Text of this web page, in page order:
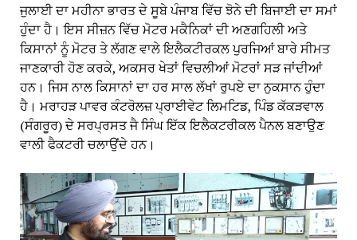
ਜੁਲਾਈ ਦਾ ਮਹੀਨਾ ਭਾਰਤ ਦੇ ਸੂਬੇ ਪੰਜਾਬ ਵਿੱਚ ਝੋਨੇ ਦੀ ਬਿਜਾਈ ਦਾ ਸਮਾਂ
ਹੁੰਦਾ ਹੈ। ਇਸ ਸੀਜ਼ਨ ਵਿੱਚ ਮੋਟਰ ਮਕੈਨਿਕਾਂ ਦੀ ਅਣਗਹਿਲੀ ਅਤੇ
ਕਿਸਾਨਾਂ ਨੂੰ ਮੋਟਰ ਤੇ ਲੱਗਣ ਵਾਲੇ ਇਲੈਕਟੀਰਕਲ ਪੁਰਜਿਆਂ ਬਾਰੇ ਸੀਮਤ
ਜਾਣਕਾਰੀ ਹੋਣ ਕਰਕੇ, ਅਕਸਰ ਖੇਤਾਂ ਵਿਚਲੀਆਂ ਮੋਟਰਾਂ ਸੜ ਜਾਂਦੀਆਂ
ਹਨ। ਜਿਸ ਨਾਲ ਕਿਸਾਨਾਂ ਦਾ ਹਰ ਸਾਲ ਲੱਖਾਂ ਰੁਪਏ ਦਾ ਨੁਕਸਾਨ ਹੁੰਦਾ
ਹੈ। ਮਰਾਹੜ ਪਾਵਰ ਕੰਟਰੋਲਜ਼ ਪ੍ਰਾਈਵੇਟ ਲਿਮਟਿਡ, ਪਿੰਡ ਕੱਕੜਵਾਲ
(ਸੰਗਰੂਰ) ਦੇ ਸਰਪ੍ਰਸਤ ਜੈ ਸਿੰਘ ਇੱਕ ਇਲੈਕਟਰੀਕਲ ਪੈਨਲ ਬਣਾਉਣ
ਵਾਲੀ ਫੈਕਟਰੀ ਚਲਾਉਂਦੇ ਹਨ।